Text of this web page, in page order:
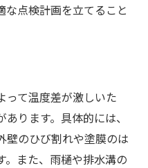
な点検計画を立てること
って温度差が激しいた
ります。具体的には、
壁のひび割れや塗膜のは
。また、雨樋や排水溝の